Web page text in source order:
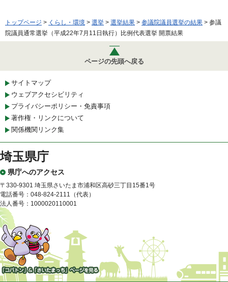
トップページ > くらし・環境 > 選挙 > 選挙結果 > 参議院議員選挙の結果 > 参議
院議員通常選挙（平成22年7月11日執行）比例代表選挙 開票結果
ページの先頭へ戻る
サイトマップ
ウェブアクセシビリティ
プライバシーポリシー・免責事項
著作権・リンクについて
関係機関リンク集
埼玉県庁
県庁へのアクセス
〒330-9301 埼玉県さいたま市浦和区高砂三丁目15番1号
電話番号：048-824-2111（代表）
法人番号：1000020110001
「コバトン」&「さいたまっ